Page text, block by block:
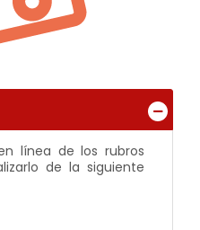
línea de los rubros
de la siguiente